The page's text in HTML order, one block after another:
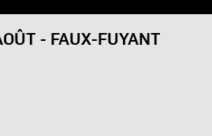
- FAUX-FUYANT